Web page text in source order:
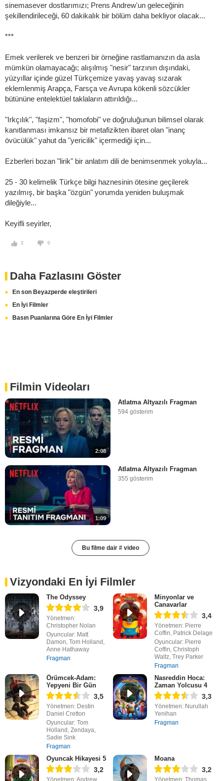
sinemasever dostlarımızı; Prens Andrew'un geleceğinin
şekillendirileceği, 60 dakikalık bir bölüm daha bekliyor olacak...
***
Emek verilerek ve benzeri bir örneğine rastlamanızın da asla
mümkün olamayacağı; alışılmış "nesir" tarzının dışındaki,
yüzyıllar içinde güzel Türkçemize yavaş yavaş sızarak
eklemlenmiş Arapça, Farsça ve Avrupa kökenli sözcükler
bütününe entelektüel taklaların attırıldığı...
"Irkçılık", "faşizm", "homofobi" ve doğruluğunun bilimsel olarak
kanıtlanması imkansız bir metafizikten ibaret olan "inanç
övücülük" yahut da "yericilik" içermediği için...
Ezberleri bozan "lirik" bir anlatım dili de benimsenmek yoluyla...
25 - 30 kelimelik Türkçe bilgi haznesinin ötesine geçilerek
yazılmış, bir başka "özgün" yorumda yeniden buluşmak
dileğiyle...
Keyifli seyirler,
2 0
Daha Fazlasını Göster
En son Beyazperde eleştirileri
En İyi Filmler
Basın Puanlarına Göre En İyi Filmler
Filmin Videoları
2:08
Atlatma Altyazılı Fragman
594 gösterim
1:09
Atlatma Altyazılı Fragman
355 gösterim
Bu filme dair # video
Vizyondaki En İyi Filmler
The Odyssey
3,9
Yönetmen:
Christopher Nolan
Oyuncular: Matt
Damon, Tom Holland,
Anne Hathaway
Fragman
Minyonlar ve
Canavarlar
3,4
Yönetmen: Pierre
Coffin, Patrick Delage
Oyuncular: Pierre
Coffin, Christoph
Waltz, Trey Parker
Fragman
Örümcek-Adam:
Yepyeni Bir Gün
3,5
Yönetmen: Destin
Daniel Cretton
Oyuncular: Tom
Holland, Zendaya,
Sadie Sink
Fragman
Nasreddin Hoca:
Zaman Yolcusu 4
3,3
Yönetmen: Nurullah
Yenihan
Fragman
Oyuncak Hikayesi 5
3,2
Yönetmen: Andrew
Moana
3,2
Yönetmen: Thomas